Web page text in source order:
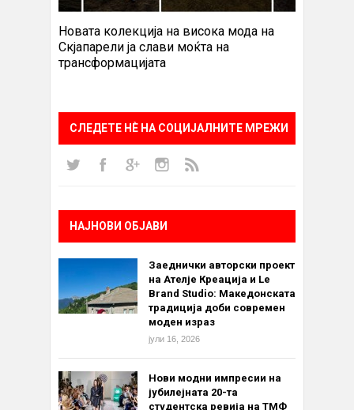
Новата колекција на висока мода на
Скјапарели ја слави моќта на
трансформацијата
СЛЕДЕТЕ НÈ НА СОЦИЈАЛНИТЕ МРЕЖИ
НАЈНОВИ ОБЈАВИ
Заеднички авторски проект
на Ателје Креација и Le
Brand Studio: Македонската
традиција доби современ
моден израз
јули 16, 2026
Нови модни импресии на
јубилејната 20-та
студентска ревија на ТМФ